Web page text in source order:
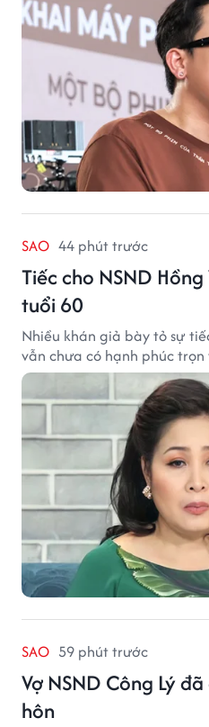
SAO 44 phút trước
Tiếc cho NSND
tuổi 60
Nhiều khán giả bày tỏ sự
vẫn chưa có hạnh phúc trọn
SAO 59 phút trước
Vợ NSND Công Lý
hôn